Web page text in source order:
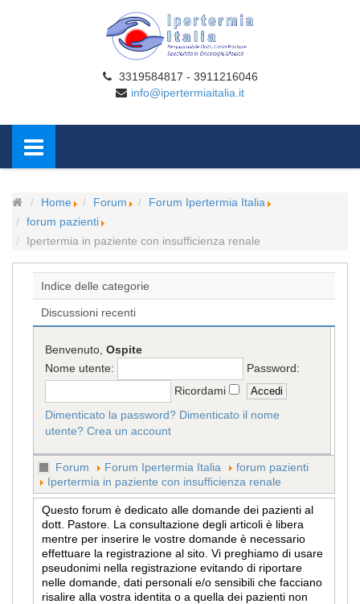
3319584817 - 3911216046
info@ipertermiaitalia.it
Home Forum
Forum Ipertermia Italia
forum pazienti
Ipertermia in paziente con insufficienza renale
Indice delle categorie
Discussioni recenti
Benvenuto,Ospite
Nome utente:
Password:
Ricordami
Dimenticato la password? Dimenticato il nome
utente? Crea un account
Forum Forum Ipertermia Italia
forum pazienti
Ipertermia in paziente con insufficienza renale
Questo forum è dedicato alle domande dei pazienti al
dott. Pastore. La consultazione degli articoli è libera
mentre per inserire le vostre domande è necessario
effettuare la registrazione al sito. Vi preghiamo di usare
pseudonimi nella registrazione evitando di riportare
nelle domande, dati personali e/o sensibili che facciano
risalire alla vostra identita o a quella dei pazienti non